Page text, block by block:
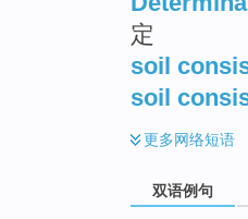
定
soil
soil
更多网络短语
双语例句